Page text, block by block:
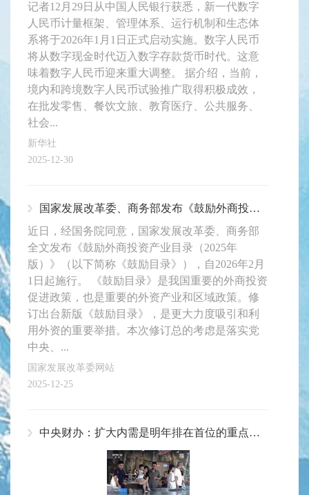
记者12月29日从中国人民银行获悉，新一代数字
人民币计量框架、管理体系、运行机制和生态体
系将于2026年1月1日正式启动实施。数字人民币
将从数字现金时代迈入数字存款货币时代。这意
味着数字人民币迎来重大调整。 据介绍，当前，
境内和跨境数字人民币试验推广取得积极成效，
在批发零售、餐饮文旅、教育医疗、公共服务、
社会...
新华社
2025-12-30
国家发展改革委、商务部发布《鼓励外商投资产业目录（2025年版）》
近日，经国务院同意，国家发展改革委、商务部
全文发布《鼓励外商投资产业目录（2025年
版）》（以下简称《鼓励目录》），自2026年2月
1日起施行。 《鼓励目录》是我国重要的外商投资
促进政策，也是重要的外资产业和区域政策。修
订出台新版《鼓励目录》，是更大力度吸引和利
用外资的重要举措。本次修订总的考虑是落实党
中央、...
国家发展改革委网站
2025-12-25
中央财办：扩大内需是明年排在首位的重点任务